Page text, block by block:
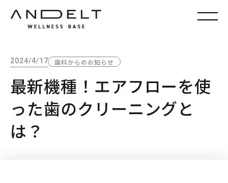
2024/4/17 歯科からのお知らせ
最新機種！エアフローを使
った歯のクリーニングと
は？